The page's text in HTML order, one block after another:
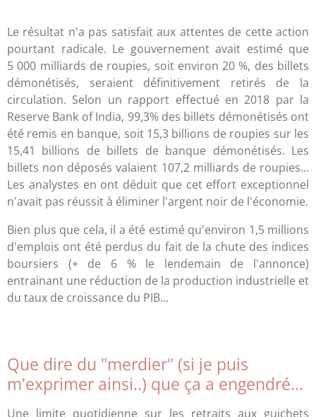
Le résultat n'a pas satisfait aux attentes de cette action
pourtant radicale. Le gouvernement avait estimé que
5 000 milliards de roupies, soit environ 20 %, des billets
démonétisés, seraient définitivement retirés de la
circulation. Selon un rapport effectué en 2018 par la
Reserve Bank of India, 99,3% des billets démonétisés ont
été remis en banque, soit 15,3 billions de roupies sur les
15,41 billions de billets de banque démonétisés. Les
billets non déposés valaient 107,2 milliards de roupies...
Les analystes en ont déduit que cet effort exceptionnel
n'avait pas réussit à éliminer l'argent noir de l'économie.
Bien plus que cela, il a été estimé qu'environ 1,5 millions
d'emplois ont été perdus du fait de la chute des indices
boursiers (+ de 6 % le lendemain de l'annonce)
entrainant une réduction de la production industrielle et
du taux de croissance du PIB...
Que dire du "merdier" (si je puis
m'exprimer ainsi..) que ça a engendré...
Une limite quotidienne sur les retraits aux guichets